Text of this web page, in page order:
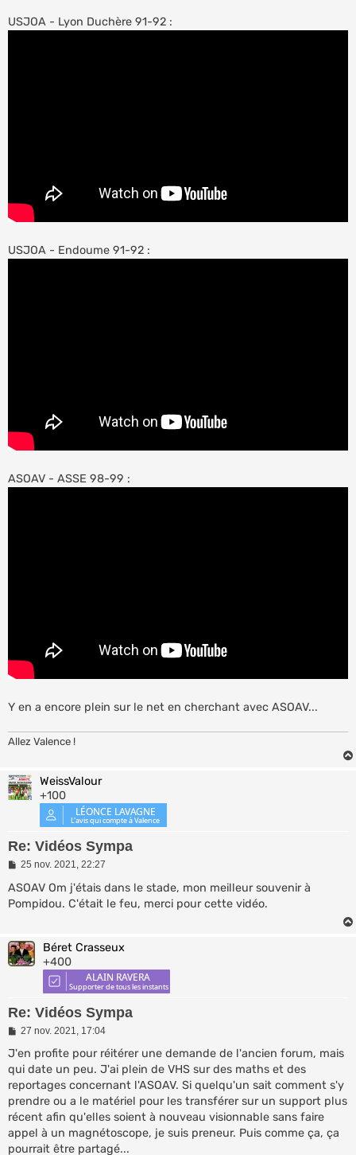
USJOA - Lyon Duchère 91-92 :
USJOA - Endoume 91-92 :
ASOAV - ASSE 98-99 :
Y en a encore plein sur le net en cherchant avec ASOAV...
Allez Valence !
WeissValour
+100
Re: Vidéos Sympa
M
s
a
25 nov. 2021, 22:27
ASOAV Om j'étais dans le stade, mon meilleur souvenir à
Pompidou. C'était le feu, merci pour cette vidéo.
Béret Crasseux
+400
Re: Vidéos Sympa
M
s
a
g
e
27 nov. 2021, 17:04
J'en profite pour réitérer une demande de l'ancien forum, mais
qui date un peu. J'ai plein de VHS sur des maths et des
reportages concernant l'ASOAV. Si quelqu'un sait comment s'y
prendre ou a le matériel pour les transférer sur un support plus
récent afin qu'elles soient à nouveau visionnable sans faire
appel à un magnétoscope, je suis preneur. Puis comme ça, ça
pourrait être partagé...